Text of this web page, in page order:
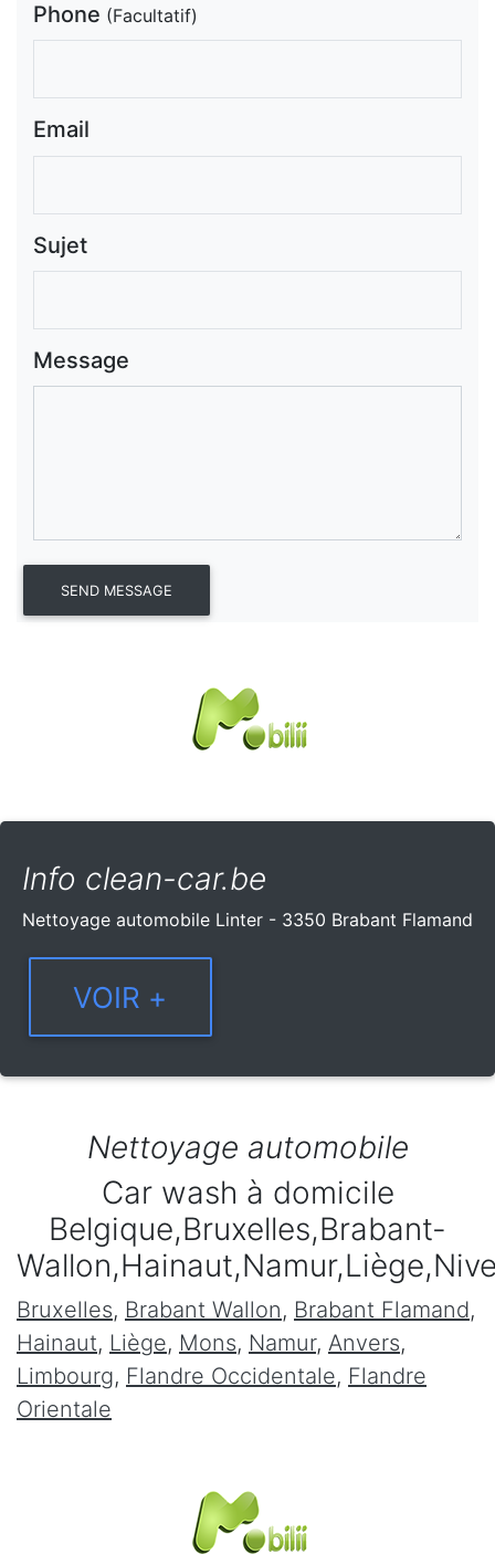
Phone (Facultatif)
Email
Sujet
Message
Info clean-car.be
Nettoyage automobile Linter - 3350 Brabant Flamand
Nettoyage automobile
Car wash à domicile
Belgique,Bruxelles,Brabant-
Bruxelles, Brabant Wallon, Brabant Flamand,
Hainaut, Liège, Mons, Namur, Anvers,
Limbourg, Flandre Occidentale, Flandre
Orientale